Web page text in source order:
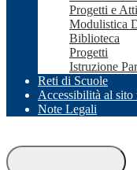
Progetti e
Modulistica
Biblioteca
Progetti
Istruzione
Reti di Scuole
Accessibilità al sito
Note Legali